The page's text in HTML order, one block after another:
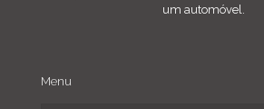
um automóvel.
Menu